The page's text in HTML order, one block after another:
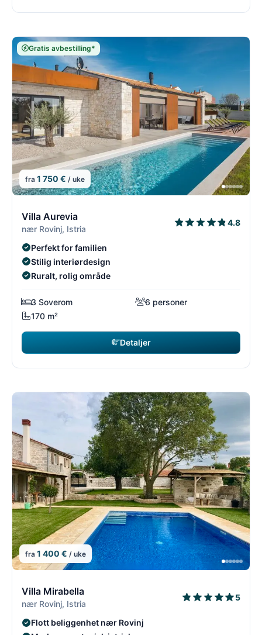
Gratis avbestilling*
fra 1 750 € / uke
Villa Aurevia
nær Rovinj, Istria
4.8
Perfekt for familien
Stilig interiørdesign
Ruralt, rolig område
3 Soverom
6 personer
170 m²
Detaljer
fra 1 400 € / uke
Villa Mirabella
nær Rovinj, Istria
5
Flott beliggenhet nær Rovinj